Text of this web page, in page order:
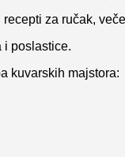
za ručak,
i poslastice.
kuvarskih majstora: